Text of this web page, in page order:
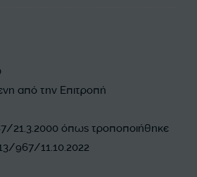
από την Επιτροπή
21.3.2000 όπως τροποποιήθηκε
967/11.10.2022